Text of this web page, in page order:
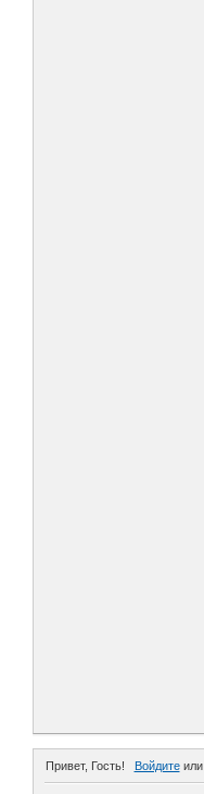
Привет, Гость! Войдитеили